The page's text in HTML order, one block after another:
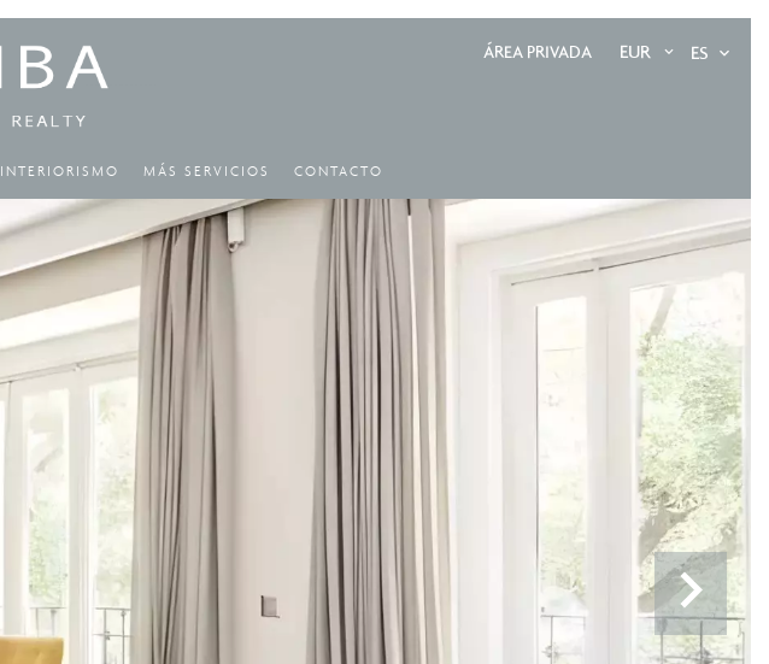
ÁREA PRIVADA EUR ES
INTERIORISMO MÁS SERVICIOS CONTACTO